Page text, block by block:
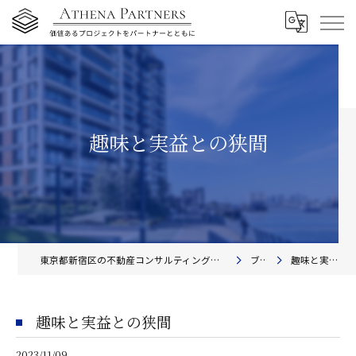
趣味と実益との狭間
東京都新宿区の不動産コンサルティングならアテナ・パートナーズ株式会社 ブログ 趣味と実益との狭間
趣味と実益との狭間